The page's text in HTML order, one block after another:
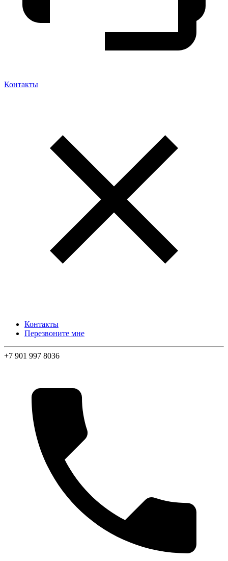
Контакты
Контакты
Перезвоните мне
+7 901 997 8036